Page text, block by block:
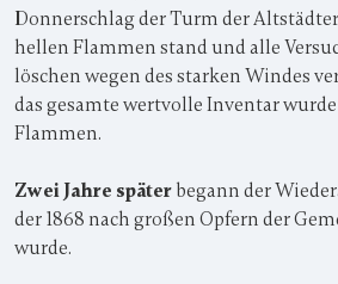
Donnerschlag der Turm der
hellen Flammen stand und alle
löschen wegen des starken Windes
das gesamte wertvolle Inventar
Flammen.
Zwei Jahre später begann der
der 1868 nach großen Opfern der
wurde.